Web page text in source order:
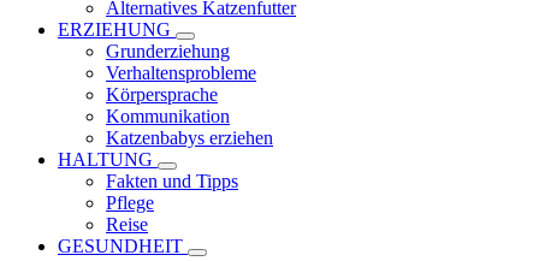
Alternatives Katzenfutter
ERZIEHUNG
Grunderziehung
Verhaltensprobleme
Körpersprache
Kommunikation
Katzenbabys erziehen
HALTUNG
Fakten und Tipps
Pflege
Reise
GESUNDHEIT